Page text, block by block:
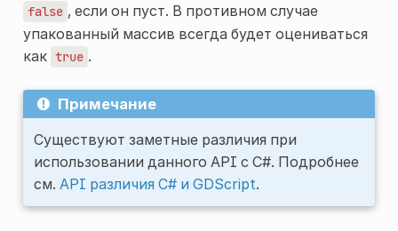
false , если он пуст. В противном случае
упакованный массив всегда будет оцениваться
как true .
Примечание
Существуют заметные различия при
использовании данного API с C#. Подробнее
см. API различия C# и GDScript.